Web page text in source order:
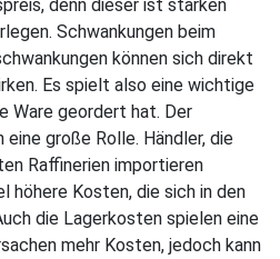
denn dieser ist starken
Schwankungen beim
können sich direkt
Es spielt also eine wichtige
Ware geordert hat. Der
große Rolle. Händler, die
Raffinerien importieren
höhere Kosten, die sich in den
die Lagerkosten spielen eine
mehr Kosten, jedoch kann